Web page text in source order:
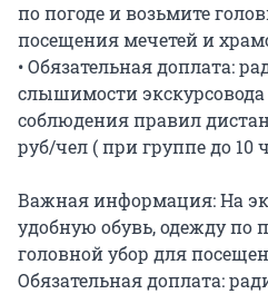
по погоде и возьмите
посещения мечетей и
• Обязательная доплата:
слышимости экскурсовода
соблюдения правил
руб/чел ( при группе до 10
Важная информация: На
удобную обувь, одежду по
головной убор для
Обязательная доплата: